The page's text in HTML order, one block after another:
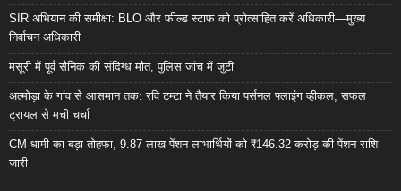
SIR अभियान की समीक्षा: BLO और फील्ड स्टाफ को प्रोत्साहित करें अधिकारी—मुख्य
निर्वाचन अधिकारी
मसूरी में पूर्व सैनिक की संदिग्ध मौत, पुलिस जांच में जुटी
अल्मोड़ा के गांव से आसमान तक: रवि टम्टा ने तैयार किया पर्सनल फ्लाइंग व्हीकल, सफल
ट्रायल से मची चर्चा
CM धामी का बड़ा तोहफा, 9.87 लाख पेंशन लाभार्थियों को ₹146.32 करोड़ की पेंशन राशि
जारी